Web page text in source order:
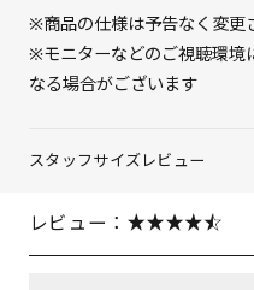
※商品の仕様は予告なく変更
※モニターなどのご視聴環境
なる場合がございます
スタッフサイズレビュー
レビュー：